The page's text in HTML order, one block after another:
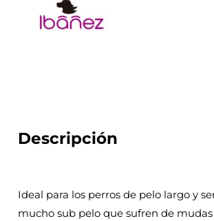
Descripción
Ideal para los perros de pelo largo y
mucho sub pelo que sufren de